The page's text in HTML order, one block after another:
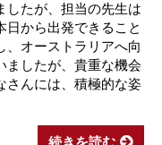
したが、担当の先生は
日から出発できること
、オーストラリアへ向
ましたが、貴重な機会
さんには、積極的な姿
続きを読む